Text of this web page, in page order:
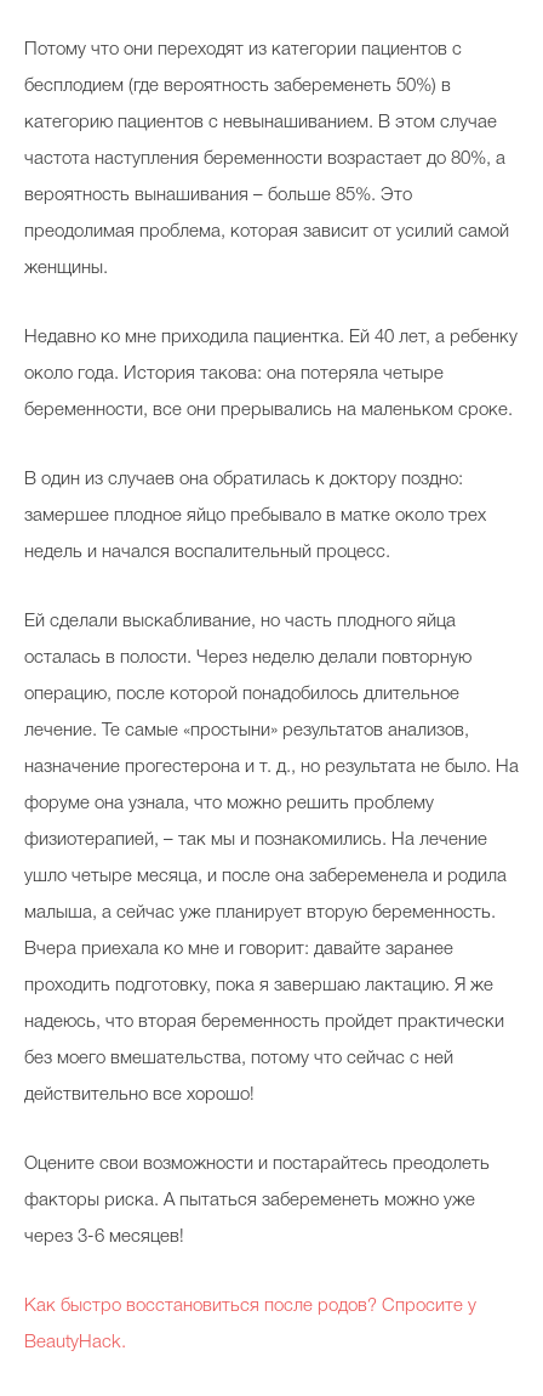
Потому что они переходят из категории пациентов с
бесплодием (где вероятность забеременеть 50%) в
категорию пациентов с невынашиванием. В этом случае
частота наступления беременности возрастает до 80%, а
вероятность вынашивания – больше 85%. Это
преодолимая проблема, которая зависит от усилий самой
женщины.
Недавно ко мне приходила пациентка. Ей 40 лет, а ребенку
около года. История такова: она потеряла четыре
беременности, все они прерывались на маленьком сроке.
В один из случаев она обратилась к доктору поздно:
замершее плодное яйцо пребывало в матке около трех
недель и начался воспалительный процесс.
Ей сделали выскабливание, но часть плодного яйца
осталась в полости. Через неделю делали повторную
операцию, после которой понадобилось длительное
лечение. Те самые «простыни» результатов анализов,
назначение прогестерона и т. д., но результата не было. На
форуме она узнала, что можно решить проблему
физиотерапией, – так мы и познакомились. На лечение
ушло четыре месяца, и после она забеременела и родила
малыша, а сейчас уже планирует вторую беременность.
Вчера приехала ко мне и говорит: давайте заранее
проходить подготовку, пока я завершаю лактацию. Я же
надеюсь, что вторая беременность пройдет практически
без моего вмешательства, потому что сейчас с ней
действительно все хорошо!
Оцените свои возможности и постарайтесь преодолеть
факторы риска. А пытаться забеременеть можно уже
через 3-6 месяцев!
Как быстро восстановиться после родов? Спросите у
BeautyHack.